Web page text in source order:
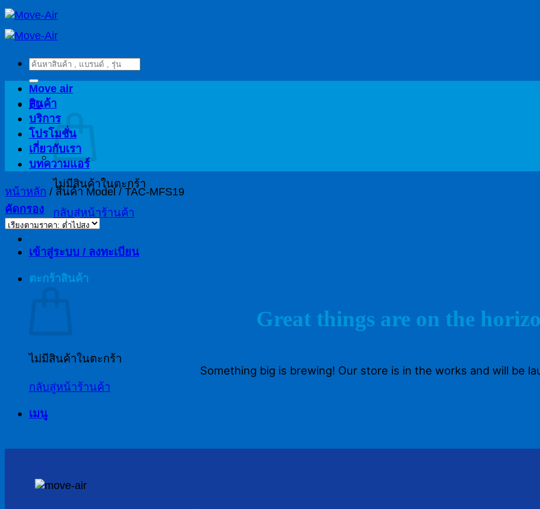
ข้าม
ไป
เนื้อหาค้นหา:
฿0
ไม่มีสินค้าในตะกร้า
กลับสู่หน้าร้านค้า
เข้าสู่ระบบ / ลงทะเบียน
ตะกร้าสินค้า
ไม่มีสินค้าในตะกร้า
กลับสู่หน้าร้านค้า
เมนู
Move air
สินค้า
บริการ
โปรโมชั่น
เกี่ยวกับเรา
บทความแอร์
หน้าหลัก / สินค้า Model/TAC-MFS19
คัดกรอง
Great things are on the
Something big is brewing! Our store is in the works and will be